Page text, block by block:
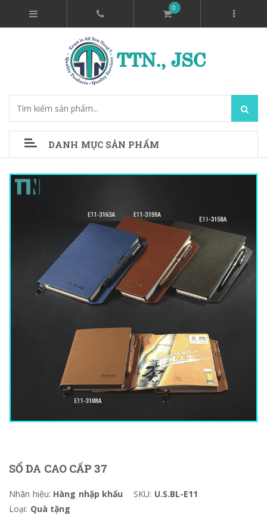
0
DANH MỤC SẢN PHẨM
SỔ DA CAO CẤP 37
Nhãn hiệu: Hàng nhập khẩu SKU: U.S.BL-E11
Loại: Quà tặng